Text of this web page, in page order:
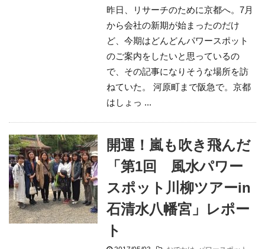
昨日、リサーチのために京都へ。7月
から会社の新期が始まったのだけ
ど、今期はどんどんパワースポット
のご案内をしたいと思っているの
で、その記事になりそうな場所を訪
ねていた。 河原町まで阪急で。京都
はしょっ ...
開運！嵐も吹き飛んだ
「第1回 風水パワー
スポット川柳ツアーin
石清水八幡宮」レポー
ト